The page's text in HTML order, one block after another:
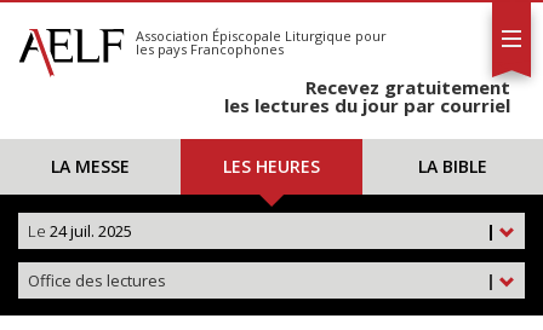
S'abonner
Calendrier
Association Épiscopale Liturgique pour
les pays Francophones
Recevez gratuitement
les lectures du jour par courriel
LA MESSE LES HEURES LA BIBLE
|
Le 24 juil. 2025
|
Office des lectures